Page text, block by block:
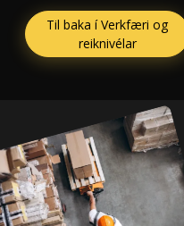
Til baka í Verkfæri og
reiknivélar